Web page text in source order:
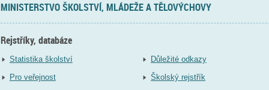
MINISTERSTVO ŠKOLSTVÍ, MLÁDEŽE A TĚLOVÝCHOVY
Rejstříky, databáze
Statistika školství
Pro veřejnost
Důležité odkazy
Školský rejstřík